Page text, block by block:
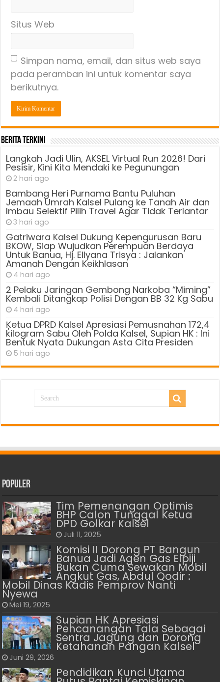
Situs Web
Simpan nama, email, dan situs web saya
pada peramban ini untuk komentar saya
berikutnya.
Berita Terkini
Langkah Jadi Ulin, AKSEL Virtual Run 2026! Dari
Pesisir, Kini Kita Mendaki ke Pegunungan
2 hari ago
Bambang Heri Purnama Bantu Puluhan
Jemaah Umrah Kalsel Pulang ke Tanah Air dan
Imbau Selektif Pilih Travel Agar Tidak Terlantar
3 hari ago
Gatriwara Kalsel Dukung Kepengurusan Baru
BKOW, Siap Wujudkan Perempuan Berdaya
Untuk Banua, Hj. Ellyana Trisya : Jalankan
Amanah Dengan Keikhlasan
4 hari ago
2 Pelaku Jaringan Gembong Narkoba “Miming”
Kembali Ditangkap Polisi Dengan BB 32 Kg Sabu
4 hari ago
Ķetua DPRD Kalsel Apresiasi Pemusnahan 172,4
kilogram Sabu Oleh Polda Kalsel, Supian HK : Ini
Bentuk Nyata Dukungan Asta Cita Presiden
5 hari ago
Populer
Tim Pemenangan Optimis
BHP Calon Tunggal Ketua
DPD Golkar Kalsel
Juli 11, 2025
Komisi II Dorong PT Bangun
Banua Jadi Agen Gas Elpiji
Bukan Cuma Sewakan Mobil
Angkut Gas, Abdul Qodir :
Mobil Dinas Kadis Pemprov Nanti
Nyewa
Mei 19, 2025
Supian HK Apresiasi
Pencanangan Tala Sebagai
Sentra Jagung dan Dorong
Ketahanan Pangan Kalsel
Juni 29, 2026
Pendidikan Kunci Utama